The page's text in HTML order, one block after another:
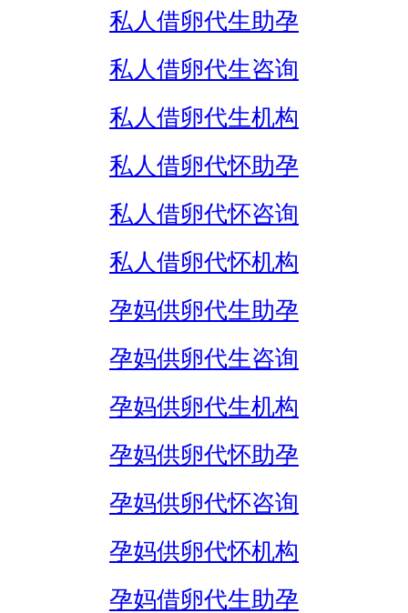
私人借卵代生助孕
私人借卵代生咨询
私人借卵代生机构
私人借卵代怀助孕
私人借卵代怀咨询
私人借卵代怀机构
孕妈供卵代生助孕
孕妈供卵代生咨询
孕妈供卵代生机构
孕妈供卵代怀助孕
孕妈供卵代怀咨询
孕妈供卵代怀机构
孕妈借卵代生助孕